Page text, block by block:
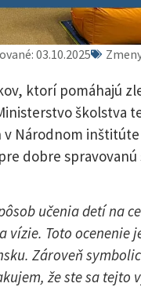
03.10.2025
ktorí pomáhajú
školstva
Národnom
dobre
učenia detí na
vízie. Toto ocenenie
Zároveň
že ste sa